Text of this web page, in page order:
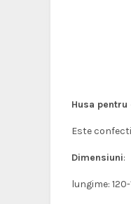
Husa
Este
Dimensiuni:
lungime: